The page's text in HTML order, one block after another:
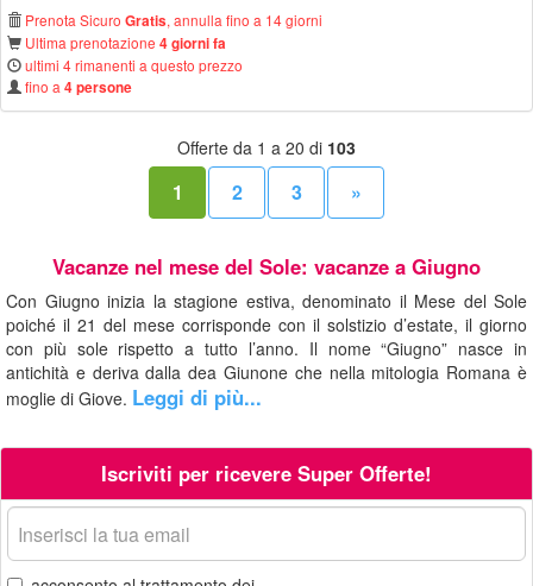
Prenota Sicuro Gratis, annulla fino a 14 giorni
Ultima prenotazione 4 giorni fa
ultimi 4 rimanenti a questo prezzo
fino a 4 persone
Offerte da 1 a 20 di 103
1 2 3 »
Vacanze nel mese del Sole: vacanze a Giugno
Con Giugno inizia la stagione estiva, denominato il Mese del Sole
poiché il 21 del mese corrisponde con il solstizio d’estate, il giorno
con più sole rispetto a tutto l’anno. Il nome “Giugno” nasce in
antichità e deriva dalla dea Giunone che nella mitologia Romana è
moglie di Giove. Leggi di più...
Iscriviti per ricevere Super Offerte!
La
tua
email